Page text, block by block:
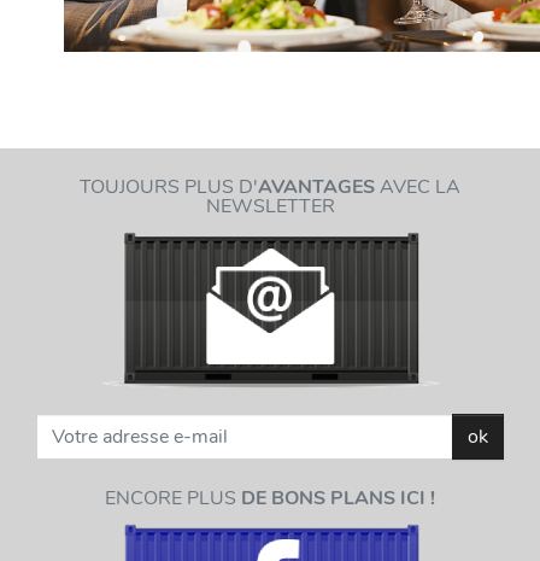
TOUJOURS PLUS D'AVANTAGESAVEC LA
NEWSLETTER
ok
ENCORE PLUS DE BONS PLANS ICI !